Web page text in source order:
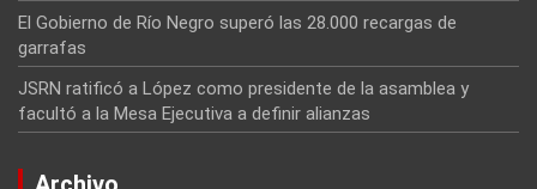
El Gobierno de Río Negro superó las 28.000 recargas de
garrafas
JSRN ratificó a López como presidente de la asamblea y
facultó a la Mesa Ejecutiva a definir alianzas